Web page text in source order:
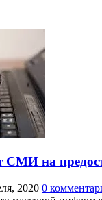
на
2020 0